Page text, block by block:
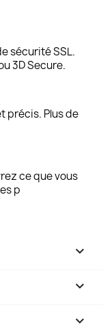
sécurité SSL.
3D Secure.
précis. Plus de
ce que vous
p


